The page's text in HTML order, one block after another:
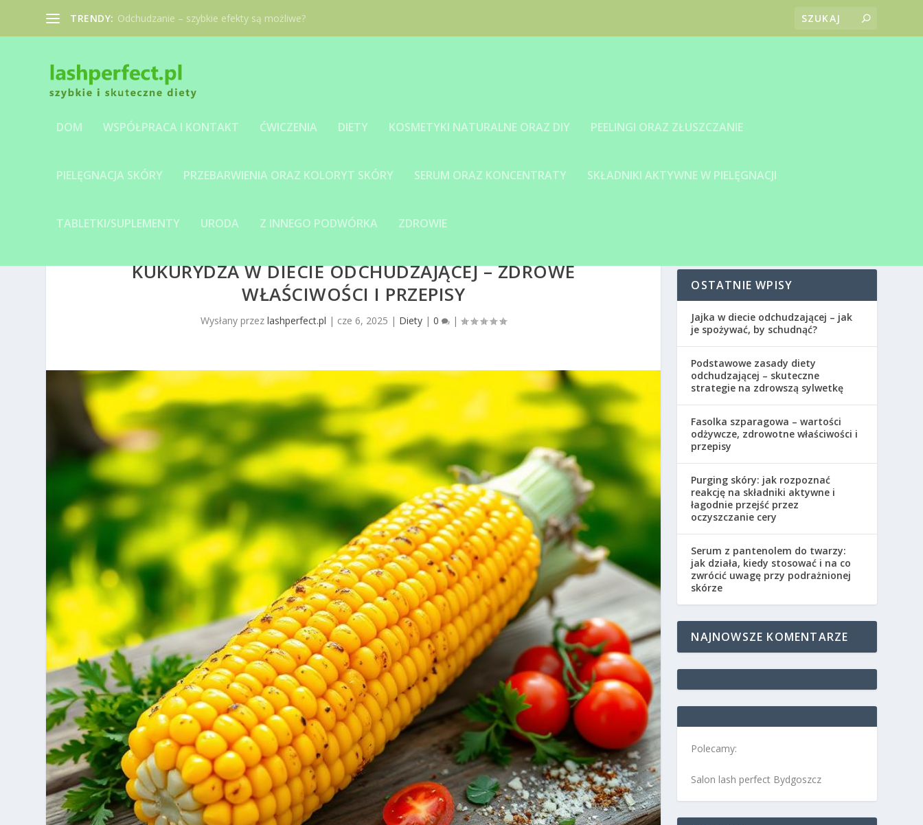
TRENDY: Odchudzanie – szybkie efekty są możliwe?
DOM WSPÓŁPRACA I KONTAKT ĆWICZENIA DIETY KOSMETYKI NATURALNE ORAZ DIY PEELINGI ORAZ ZŁUSZCZANIE
PIELĘGNACJA SKÓRY PRZEBARWIENIA ORAZ KOLORYT SKÓRY SERUM ORAZ KONCENTRATY SKŁADNIKI AKTYWNE W PIELĘGNACJI
TABLETKI/SUPLEMENTY URODA Z INNEGO PODWÓRKA ZDROWIE
KUKURYDZA W DIECIE ODCHUDZAJĄCEJ – ZDROWE
WŁAŚCIWOŚCI I PRZEPISY
Wysłany przezlashperfect.pl | cze 6, 2025 | Diety |0 |
OSTATNIE WPISY
Jajka w diecie odchudzającej – jak
je spożywać, by schudnąć?
Podstawowe zasady diety
odchudzającej – skuteczne
strategie na zdrowszą sylwetkę
Fasolka szparagowa – wartości
odżywcze, zdrowotne właściwości i
przepisy
Purging skóry: jak rozpoznać
reakcję na składniki aktywne i
łagodnie przejść przez
oczyszczanie cery
Serum z pantenolem do twarzy:
jak działa, kiedy stosować i na co
zwrócić uwagę przy podrażnionej
skórze
NAJNOWSZE KOMENTARZE
Polecamy:
Salon lash perfect Bydgoszcz